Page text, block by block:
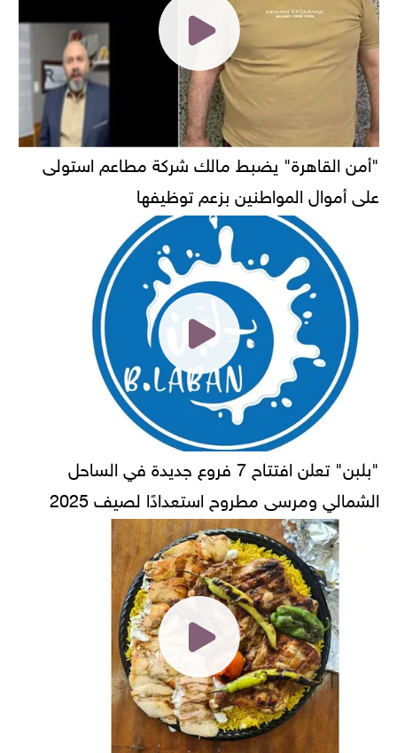
"أمن القاهرة" يضبط مالك شركة مطاعم استولى
على أموال المواطنين بزعم توظيفها
"بلبن" تعلن افتتاح 7 فروع جديدة في الساحل
الشمالي ومرسى مطروح استعدادًا لصيف 2025